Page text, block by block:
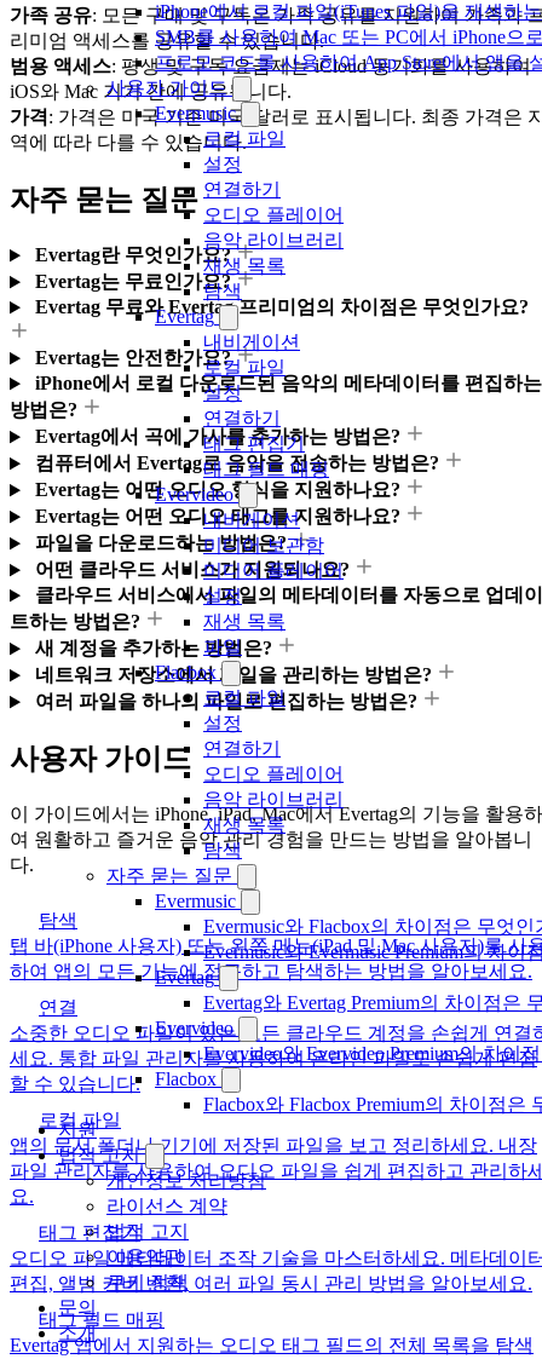
iPhone에서 로컬 파일(iTunes 파일)을 재생하
SMB를 사용하여 Mac 또는 PC에서 iPhone으
프로모 코드를 사용하여 App Store에서 앱을
사용자 가이드
Evermusic
로컬 파일
설정
연결하기
오디오 플레이어
음악 라이브러리
재생 목록
탐색
Evertag
내비게이션
로컬 파일
설정
연결하기
태그 편집기
태그 필드 매핑
Evervideo
내비게이션
미디어 보관함
미디어 플레이어
설정
재생 목록
파일
Flacbox
로컬 파일
설정
연결하기
오디오 플레이어
음악 라이브러리
재생 목록
탐색
자주 묻는 질문
Evermusic
Evermusic와 Flacbox의 차이점은 무엇인
Evermusic와 Evermusic Premium의 차이
Evertag
Evertag와 Evertag Premium의 차이점은
Evervideo
Evervideo와 Evervideo Premium의 차이
Flacbox
Flacbox와 Flacbox Premium의 차이점은
지원
법적 고지
개인정보 처리방침
라이선스 계약
법적 고지
이용약관
쿠키 정책
문의
소개
가족 공유: 모든 구매 및 구독은 가족 공유를 지원하여 가족과
리미엄 액세스를 공유할 수 있습니다.
범용 액세스: 평생 및 구독 요금제는 iCloud 동기화를 사용하여
iOS와 Mac 기기 간에 공유됩니다.
가격: 가격은 미국 기준 미국 달러로 표시됩니다. 최종 가격은
역에 따라 다를 수 있습니다.
자주 묻는 질문
Evertag란 무엇인가요?
Evertag는 무료인가요?
Evertag 무료와 Evertag 프리미엄의 차이점은 무엇인가요?
Evertag는 안전한가요?
iPhone에서 로컬 다운로드된 음악의 메타데이터를 편집하는
방법은?
Evertag에서 곡에 가사를 추가하는 방법은?
컴퓨터에서 Evertag로 음악을 전송하는 방법은?
Evertag는 어떤 오디오 형식을 지원하나요?
Evertag는 어떤 오디오 태그를 지원하나요?
파일을 다운로드하는 방법은?
어떤 클라우드 서비스가 지원되나요?
클라우드 서비스에서 파일의 메타데이터를 자동으로 업데이
트하는 방법은?
새 계정을 추가하는 방법은?
네트워크 저장소에서 파일을 관리하는 방법은?
여러 파일을 하나의 파일로 편집하는 방법은?
사용자 가이드
이 가이드에서는 iPhone, iPad, Mac에서 Evertag의 기능을 활용하
여 원활하고 즐거운 음악 관리 경험을 만드는 방법을 알아봅니
다.
탐색
탭 바(iPhone 사용자) 또는 왼쪽 메뉴(iPad 및 Mac 사용자)를 사
하여 앱의 모든 기능에 접근하고 탐색하는 방법을 알아보세요.
연결
소중한 오디오 파일이 있는 모든 클라우드 계정을 손쉽게 연결
세요. 통합 파일 관리자를 사용하여 온라인 파일도 손쉽게 편집
할 수 있습니다.
로컬 파일
앱의 문서 폴더나 기기에 저장된 파일을 보고 정리하세요. 내장
파일 관리자를 사용하여 오디오 파일을 쉽게 편집하고 관리하
요.
태그 편집기
오디오 파일 메타데이터 조작 기술을 마스터하세요. 메타데이
편집, 앨범 커버 변환, 여러 파일 동시 관리 방법을 알아보세요.
태그 필드 매핑
Evertag 앱에서 지원하는 오디오 태그 필드의 전체 목록을 탐색